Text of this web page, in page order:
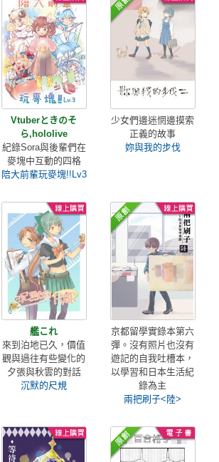
Vtuberときのそ
ら,hololive
紀錄Sora與後輩們在
麥塊中互動的四格
陪大前輩玩麥塊!!Lv3
少女們邊迷惘邊摸索
正義的故事
妳與我的步伐
艦これ
來到泊地已久，價值
觀與過往有些變化的
夕張與秋雲的對話
沉默的尺規
京都留學實錄本第六
彈。沒有照片也沒有
遊記的自我吐槽本，
以學習和日本生活紀
錄為主
兩把刷子<陸>